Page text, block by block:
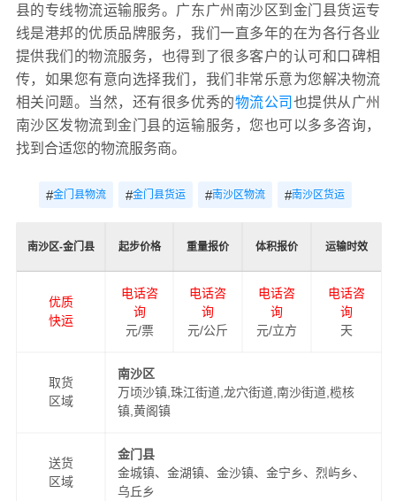
县的专线物流运输服务。广东广州南沙区到金门县货运专
线是港邦的优质品牌服务，我们一直多年的在为各行各业
提供我们的物流服务，也得到了很多客户的认可和口碑相
传，如果您有意向选择我们，我们非常乐意为您解决物流
相关问题。当然，还有很多优秀的物流公司 也提供从广州
南沙区发物流到金门县的运输服务，您也可以多多咨询，
找到合适您的物流服务商。
#金门县物流 #金门县货运 #南沙区物流 #南沙区货运
南沙区-金门县 起步价格 重量报价 体积报价 运输时效
优质
快运
电话咨
询
元/票
电话咨
询
元/公斤
电话咨
询
元/立方
电话咨
询
天
取货
区域
南沙区
万顷沙镇,珠江街道,龙穴街道,南沙街道,榄核
镇,黄阁镇
送货
区域
金门县
金城镇、金湖镇、金沙镇、金宁乡、烈屿乡、
乌丘乡